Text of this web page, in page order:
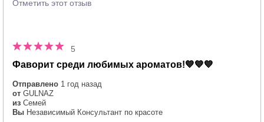
Отметить этот отзыв
5
Фаворит среди любимых ароматов!💙💙💙
Отправлено 1 год назад
от GULNAZ
из Семей
Вы Независимый Консультант по красоте